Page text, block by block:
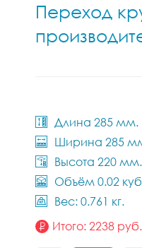
Переход
Длина 285 мм.
Ширина 285
Высота 220 мм.
Объём 0.02
Вес: 0.761 кг.
Итого: 2238 руб.